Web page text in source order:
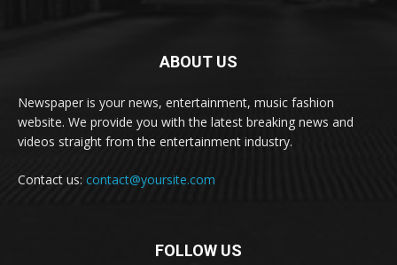
ABOUT US
Newspaper is your news, entertainment, music fashion
website. We provide you with the latest breaking news and
videos straight from the entertainment industry.
Contact us: contact@yoursite.com
FOLLOW US